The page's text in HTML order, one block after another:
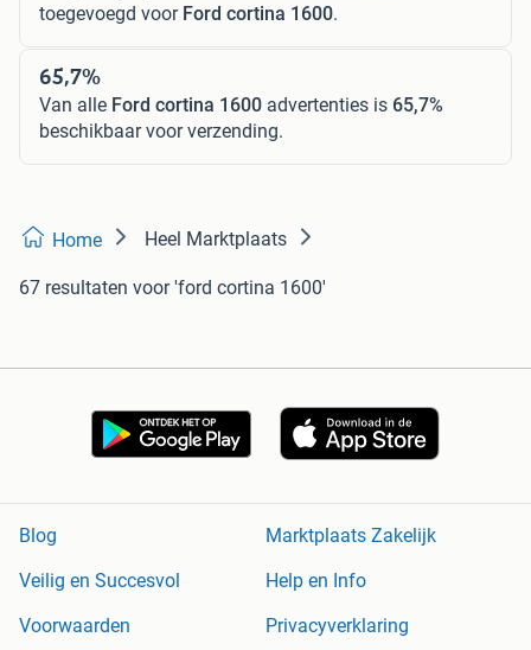
toegevoegd voor Ford cortina 1600.
65,7%
Van alle Ford cortina 1600 advertenties is 65,7%
beschikbaar voor verzending.
Home Heel Marktplaats
67 resultaten voor 'ford cortina 1600'
Blog
Marktplaats Zakelijk
Veilig en Succesvol
Help en Info
Voorwaarden
Privacyverklaring